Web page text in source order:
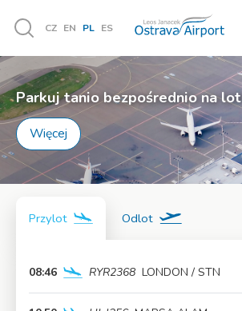
Vyhledávání
CZ EN PL ES
Parkuj tanio bezpośrednio na
Więcej
Przylot Odlot
08:46 RYR2368 LONDON / STN